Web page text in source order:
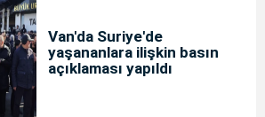
Van'da Suriye'de
yaşananlara ilişkin basın
açıklaması yapıldı